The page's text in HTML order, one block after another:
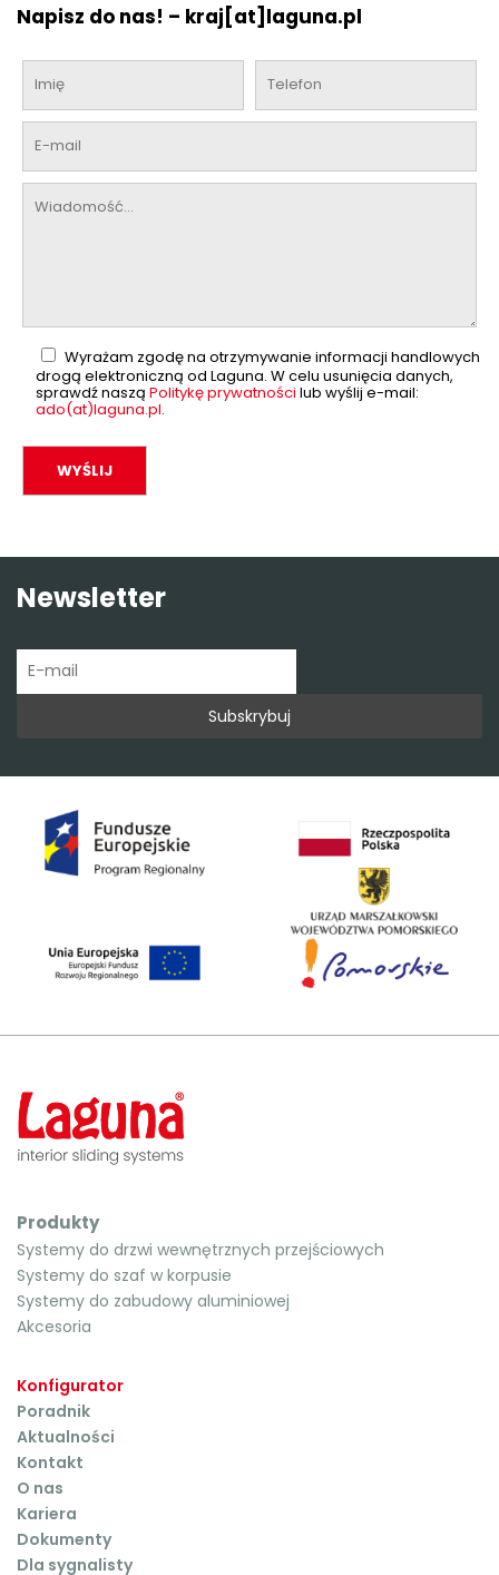
Napisz do nas! – kraj[at]laguna.pl
Wyrażam zgodę na otrzymywanie informacji handlowych
drogą elektroniczną od Laguna. W celu usunięcia danych,
sprawdź naszą Politykę prywatności lub wyślij e-mail:
ado(at)laguna.pl.
Newsletter
Produkty
Systemy do drzwi wewnętrznych przejściowych
Systemy do szaf w korpusie
Systemy do zabudowy aluminiowej
Akcesoria
Konfigurator
Poradnik
Aktualności
Kontakt
O nas
Kariera
Dokumenty
Dla sygnalisty